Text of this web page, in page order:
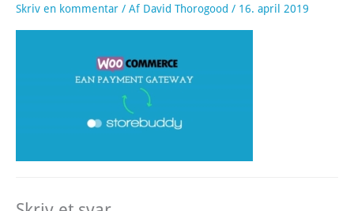
Skriv en kommentar / Af David Thorogood / 16. april 2019